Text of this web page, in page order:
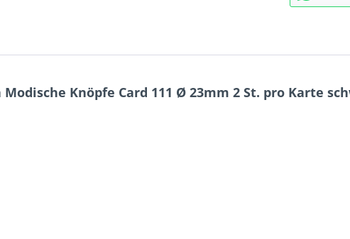
Knöpfe Card 111 Ø 23mm 2 St. pro Karte